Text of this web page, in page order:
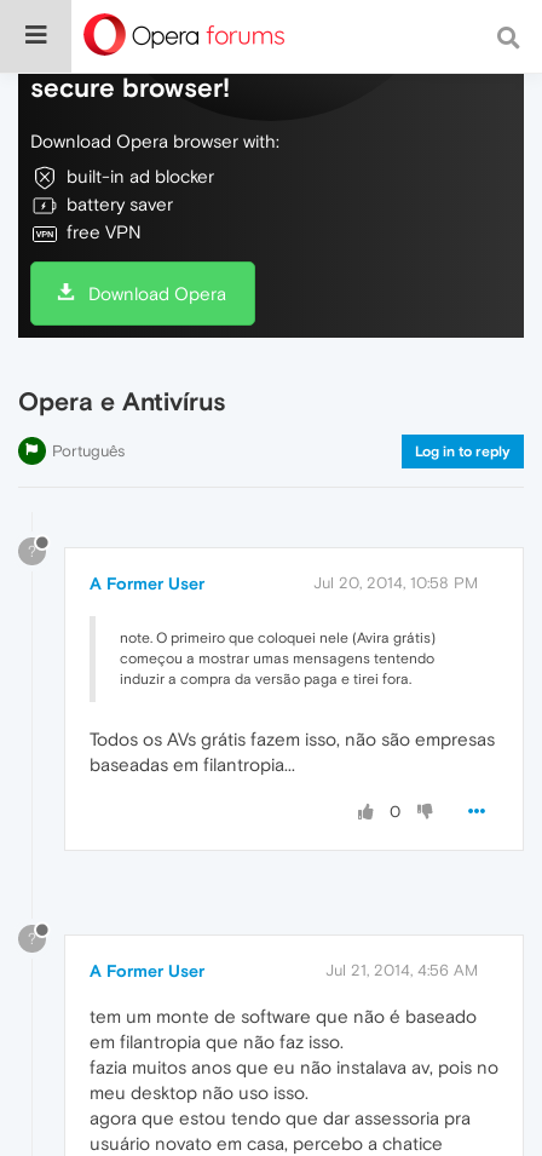
Do more on the web, with a fast and
secure browser!
Download Opera browser with:
built-in ad blocker
battery saver
free VPN
Download Opera
Opera e Antivírus
Português Log in to reply
?
A Former User Jul 20, 2014, 10:58 PM
note. O primeiro que coloquei nele (Avira grátis)
começou a mostrar umas mensagens tentendo
induzir a compra da versão paga e tirei fora.
Todos os AVs grátis fazem isso, não são empresas
baseadas em filantropia...
0
?
A Former User Jul 21, 2014, 4:56 AM
tem um monte de software que não é baseado
em filantropia que não faz isso.
fazia muitos anos que eu não instalava av, pois no
meu desktop não uso isso.
agora que estou tendo que dar assessoria pra
usuário novato em casa, percebo a chatice